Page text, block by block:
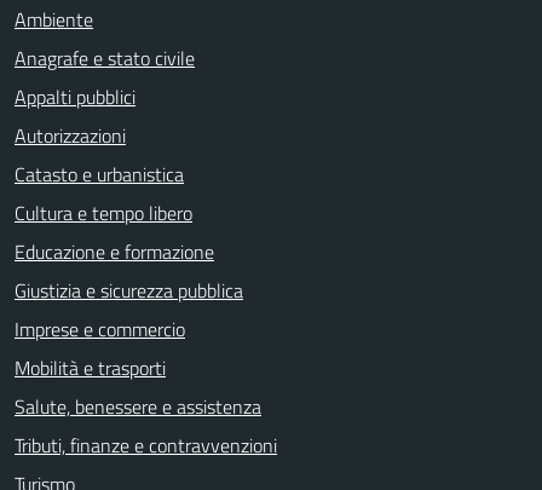
Ambiente
Anagrafe e stato civile
Appalti pubblici
Autorizzazioni
Catasto e urbanistica
Cultura e tempo libero
Educazione e formazione
Giustizia e sicurezza pubblica
Imprese e commercio
Mobilità e trasporti
Salute, benessere e assistenza
Tributi, finanze e contravvenzioni
Turismo